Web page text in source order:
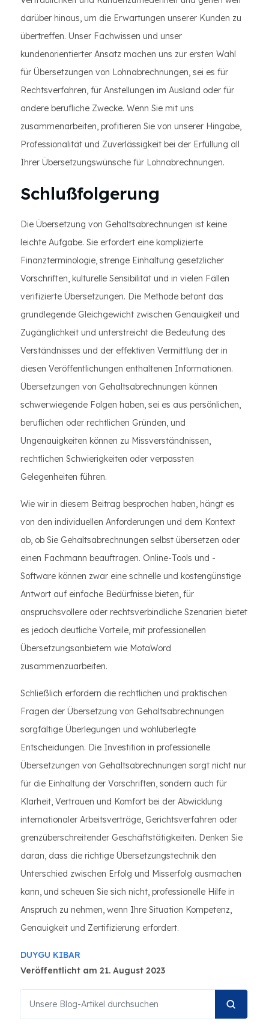
darüber hinaus, um die Erwartungen unserer Kunden zu
übertreffen. Unser Fachwissen und unser
kundenorientierter Ansatz machen uns zur ersten Wahl
für Übersetzungen von Lohnabrechnungen, sei es für
Rechtsverfahren, für Anstellungen im Ausland oder für
andere berufliche Zwecke. Wenn Sie mit uns
zusammenarbeiten, profitieren Sie von unserer Hingabe,
Professionalität und Zuverlässigkeit bei der Erfüllung all
Ihrer Übersetzungswünsche für Lohnabrechnungen.
Schlußfolgerung
Die Übersetzung von Gehaltsabrechnungen ist keine
leichte Aufgabe. Sie erfordert eine komplizierte
Finanzterminologie, strenge Einhaltung gesetzlicher
Vorschriften, kulturelle Sensibilität und in vielen Fällen
verifizierte Übersetzungen. Die Methode betont das
grundlegende Gleichgewicht zwischen Genauigkeit und
Zugänglichkeit und unterstreicht die Bedeutung des
Verständnisses und der effektiven Vermittlung der in
diesen Veröffentlichungen enthaltenen Informationen.
Übersetzungen von Gehaltsabrechnungen können
schwerwiegende Folgen haben, sei es aus persönlichen,
beruflichen oder rechtlichen Gründen, und
Ungenauigkeiten können zu Missverständnissen,
rechtlichen Schwierigkeiten oder verpassten
Gelegenheiten führen.
Wie wir in diesem Beitrag besprochen haben, hängt es
von den individuellen Anforderungen und dem Kontext
ab, ob Sie Gehaltsabrechnungen selbst übersetzen oder
einen Fachmann beauftragen. Online-Tools und -
Software können zwar eine schnelle und kostengünstige
Antwort auf einfache Bedürfnisse bieten, für
anspruchsvollere oder rechtsverbindliche Szenarien bietet
es jedoch deutliche Vorteile, mit professionellen
Übersetzungsanbietern wie MotaWord
zusammenzuarbeiten.
Schließlich erfordern die rechtlichen und praktischen
Fragen der Übersetzung von Gehaltsabrechnungen
sorgfältige Überlegungen und wohlüberlegte
Entscheidungen. Die Investition in professionelle
Übersetzungen von Gehaltsabrechnungen sorgt nicht nur
für die Einhaltung der Vorschriften, sondern auch für
Klarheit, Vertrauen und Komfort bei der Abwicklung
internationaler Arbeitsverträge, Gerichtsverfahren oder
grenzüberschreitender Geschäftstätigkeiten. Denken Sie
daran, dass die richtige Übersetzungstechnik den
Unterschied zwischen Erfolg und Misserfolg ausmachen
kann, und scheuen Sie sich nicht, professionelle Hilfe in
Anspruch zu nehmen, wenn Ihre Situation Kompetenz,
Genauigkeit und Zertifizierung erfordert.
DUYGU KIBAR
Veröffentlicht am 21. August 2023